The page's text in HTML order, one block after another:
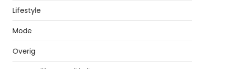
Lifestyle
Mode
Overig